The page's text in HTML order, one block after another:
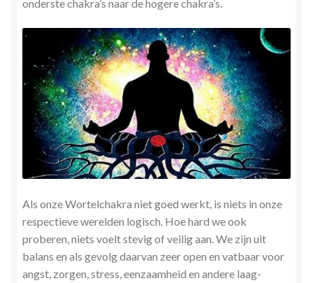
onderste chakra’s naar de hogere chakra’s.
Als onze Wortelchakra niet goed werkt, is niets in onze
respectieve werelden logisch. Hoe hard we ook
proberen, niets voelt stevig of veilig aan. We zijn uit
balans en als gevolg daarvan zeer open en vatbaar voor
angst, zorgen, stress, eenzaamheid en andere laag-